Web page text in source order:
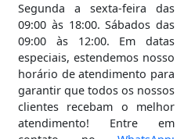
Segunda a sexta-feira das
09:00 às 18:00. Sábados das
09:00 às 12:00. Em datas
especiais, estendemos nosso
horário de atendimento para
garantir que todos os nossos
clientes recebam o melhor
atendimento! Entre em